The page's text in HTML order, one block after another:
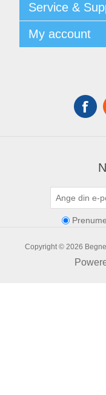
Integritetspolicy
Terms & Conditions
Begner System / iba
Service &
Leverantörslista
My account
Copyright © 2026